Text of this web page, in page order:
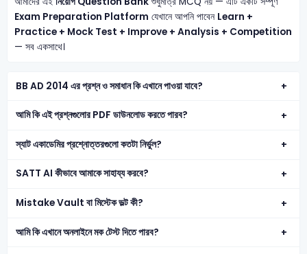
Exam Preparation Platform যেখানে আপনি পাবেন Learn +
Practice + Mock Test + Improve + Analysis + Competition
— সব একসাথে।
BB AD 2014 এর প্রশ্ন ও সমাধান কি এখানে পাওয়া যাবে?
আমি কি এই প্রশ্নগুলোর PDF ডাউনলোড করতে পারব?
স্যাট একাডেমির প্রশ্নোত্তরগুলো কতটা নির্ভুল?
SATT AI কীভাবে আমাকে সাহায্য করবে?
Mistake Vault বা মিস্টেক ভল্ট কী?
আমি কি এখানে অনলাইনে মক টেস্ট দিতে পারব?